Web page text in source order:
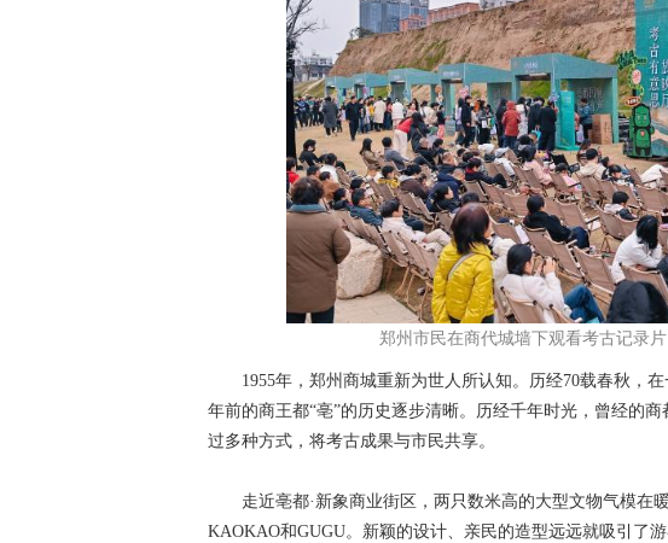
郑州市民在商代城墙下观看考古记录
1955年，郑州商城重新为世人所认知。历经70载春秋，在
年前的商王都“亳”的历史逐步清晰。历经千年时光，曾经的
过多种方式，将考古成果与市民共享。
走近亳都·新象商业街区，两只数米高的大型文物气模在
KAOKAO和GUGU。新颖的设计、亲民的造型远远就吸引了